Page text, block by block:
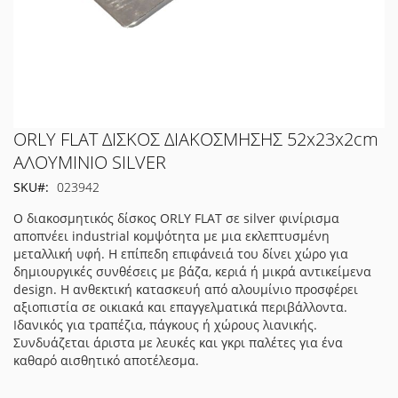
Μετάβαση
στην
αρχή
της
εικόνων
ORLY FLAT ΔΙΣΚΟΣ ΔΙΑΚΟΣΜΗΣΗΣ 52x23x2cm
ΑΛΟΥΜΙΝΙΟ SILVER
SKU
023942
Ο διακοσμητικός δίσκος ORLY FLAT σε silver φινίρισμα
αποπνέει industrial κομψότητα με μια εκλεπτυσμένη
μεταλλική υφή. Η επίπεδη επιφάνειά του δίνει χώρο για
δημιουργικές συνθέσεις με βάζα, κεριά ή μικρά αντικείμενα
design. Η ανθεκτική κατασκευή από αλουμίνιο προσφέρει
αξιοπιστία σε οικιακά και επαγγελματικά περιβάλλοντα.
Ιδανικός για τραπέζια, πάγκους ή χώρους λιανικής.
Συνδυάζεται άριστα με λευκές και γκρι παλέτες για ένα
καθαρό αισθητικό αποτέλεσμα.